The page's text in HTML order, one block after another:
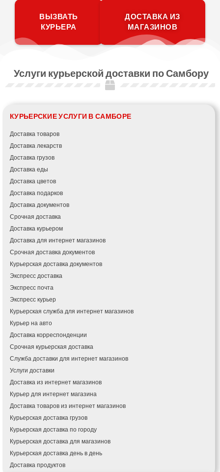
ВЫЗВАТЬ
КУРЬЕРА
ДОСТАВКА ИЗ
МАГАЗИНОВ
Услуги курьерской доставки по Самбору
КУРЬЕРСКИЕ УСЛУГИ В САМБОРЕ
Доставка товаров
Доставка лекарств
Доставка грузов
Доставка еды
Доставка цветов
Доставка подарков
Доставка документов
Срочная доставка
Доставка курьером
Доставка для интернет магазинов
Срочная доставка документов
Курьерская доставка документов
Экспресс доставка
Экспресс почта
Экспресс курьер
Курьерская служба для интернет магазинов
Курьер на авто
Доставка корреспонденции
Срочная курьерская доставка
Служба доставки для интернет магазинов
Услуги доставки
Доставка из интернет магазинов
Курьер для интернет магазина
Доставка товаров из интернет магазинов
Курьерская доставка грузов
Курьерская доставка по городу
Курьерская доставка для магазинов
Курьерская доставка день в день
Доставка продуктов